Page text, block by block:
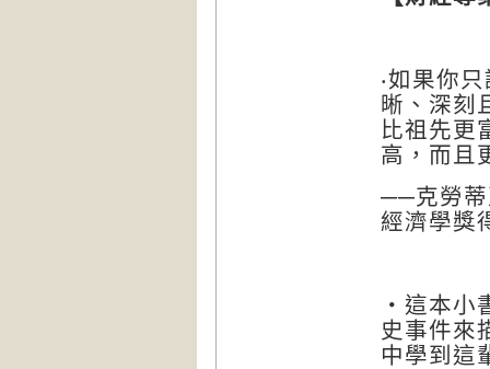
‧如果你
晰、深刻
比祖先更
高，而且
──克勞
經濟學獎
‧這本小
史事件來
中學到這